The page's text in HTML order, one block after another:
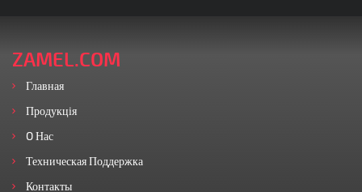
ZAMEL.COM
Главная
Продукція
O Нас
Техническая Поддержка
Контакты